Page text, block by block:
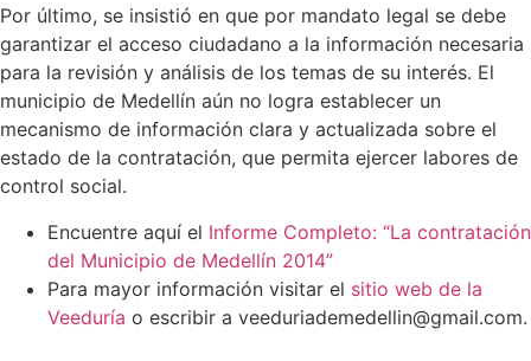
Por último, se insistió en que por mandato legal se debe
garantizar el acceso ciudadano a la información necesaria
para la revisión y análisis de los temas de su interés. El
municipio de Medellín aún no logra establecer un
mecanismo de información clara y actualizada sobre el
estado de la contratación, que permita ejercer labores de
control social.
Encuentre aquí el Informe Completo: “La contratación
del Municipio de Medellín 2014”
Para mayor información visitar el sitio web de la
Veeduría o escribir a veeduriademedellin@gmail.com.